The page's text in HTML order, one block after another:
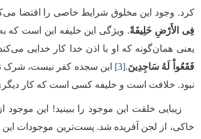
کرد. وجود این مخلوق شرایط خاصی را اقتضا
فِی الأَرْضِ خَلِیفَةً. ویژگی این خلیفه این است که
یعنی همان‌گونه که او با اذن خدا کار خدایی
فَقَعُواْ لَهُ سَاجِدِینَ.
[3] این سجده کفر نیست، شرک
نبود. خلافت است و خلیفه کسی است که کار دیگری
زیبایی خلقت این موجود را ببینید! این
خاکی،‌ از لجن آفریده شد. پست‌ترین موجودات این